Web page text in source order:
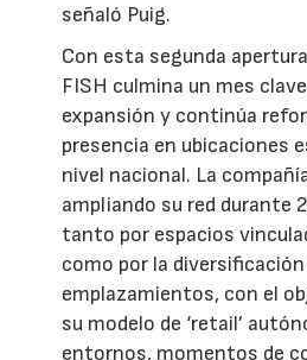
señaló Puig.
Con esta segunda
FISH culmina un mes
expansión y continúa
presencia en ubicaciones
nivel nacional. La
ampliando su red durante
tanto por espacios
como por la diversificación
emplazamientos, con el
su modelo de ‘retail’
entornos, momentos de